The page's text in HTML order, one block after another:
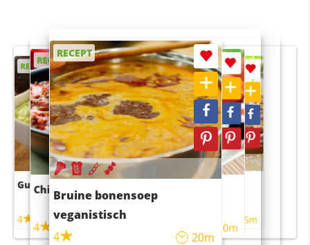
RECEPT
Guacamole
4
RECEPT
Chili con carne
4 45m
RECEPT
Bruine bonensoep
veganistisch
4
20m
RECEPT
Sushi rijstsalade
maaltijdsalade
40m
RECEPT
4 55m